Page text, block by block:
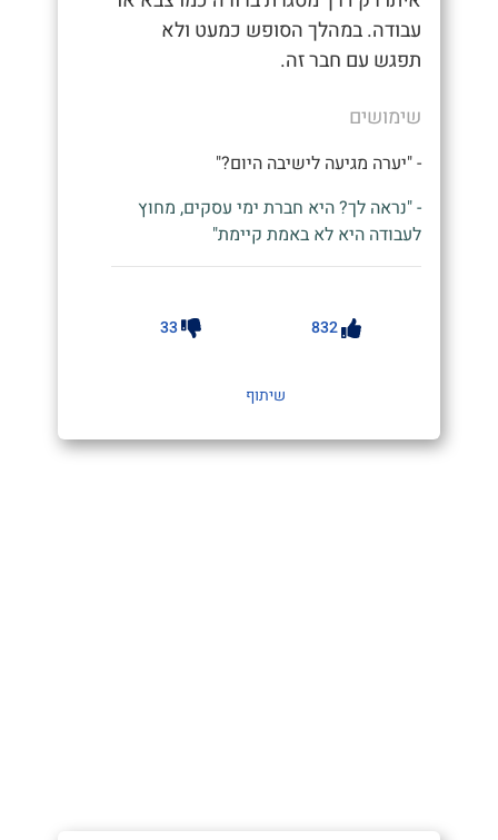
עבודה. במהלך הסופש כמעט ולא
תפגש עם חבר זה.
שימושים
- "יערה מגיעה לישיבה היום?"
- "נראה לך? היא חברת ימי עסקים, מחוץ
לעבודה היא לא באמת קיימת"
832
33
שיתוף